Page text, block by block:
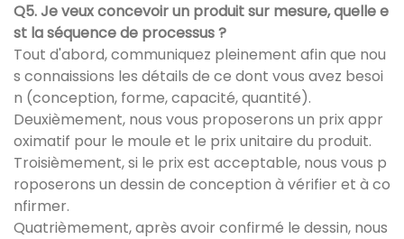
Q5. Je veux concevoir un produit sur mesure, quelle e
st la séquence de processus ?
Tout d'abord, communiquez pleinement afin que nou
s connaissions les détails de ce dont vous avez besoi
n (conception, forme, capacité, quantité).
Deuxièmement, nous vous proposerons un prix appr
oximatif pour le moule et le prix unitaire du produit.
Troisièmement, si le prix est acceptable, nous vous p
roposerons un dessin de conception à vérifier et à co
nfirmer.
Quatrièmement, après avoir confirmé le dessin, nous